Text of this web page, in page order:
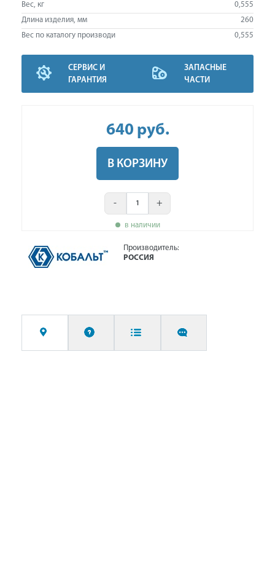
Вес, кг
0,555
Длина изделия, мм
260
Вес по каталогу производи
0,555
СЕРВИС И
ГАРАНТИЯ
ЗАПАСНЫЕ
ЧАСТИ
640 руб.
В КОРЗИНУ
- +
в наличии
Производитель:
РОССИЯ